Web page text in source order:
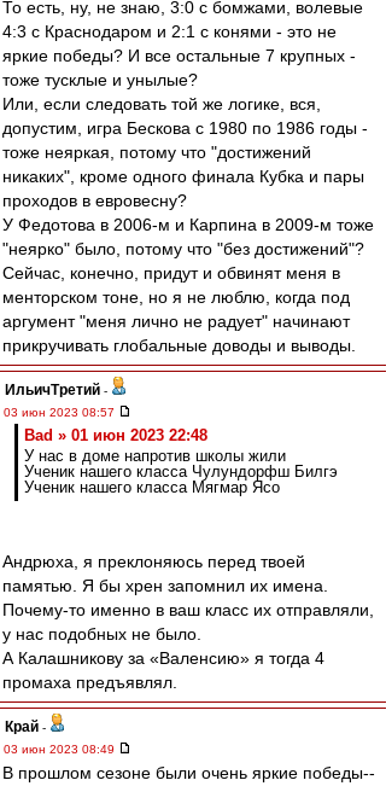
То есть, ну, не знаю, 3:0 с бомжами, волевые
4:3 с Краснодаром и 2:1 с конями - это не
яркие победы? И все остальные 7 крупных -
тоже тусклые и унылые?
Или, если следовать той же логике, вся,
допустим, игра Бескова с 1980 по 1986 годы -
тоже неяркая, потому что "достижений
никаких", кроме одного финала Кубка и пары
проходов в евровесну?
У Федотова в 2006-м и Карпина в 2009-м тоже
"неярко" было, потому что "без достижений"?
Сейчас, конечно, придут и обвинят меня в
менторском тоне, но я не люблю, когда под
аргумент "меня лично не радует" начинают
прикручивать глобальные доводы и выводы.
ИльичТpeтий -
03 июн 2023 08:57
Bad » 01 июн 2023 22:48
У нас в доме напротив школы жили
Ученик нашего класса Чулундорфш Билгэ
Ученик нашего класса Мягмар Ясо
Андрюха, я преклоняюсь перед твоей
памятью. Я бы хрен запомнил их имена.
Почему-то именно в ваш класс их отправляли,
у нас подобных не было.
А Калашникову за «Валенсию» я тогда 4
промаха предъявлял.
Край -
03 июн 2023 08:49
В прошлом сезоне были очень яркие победы--